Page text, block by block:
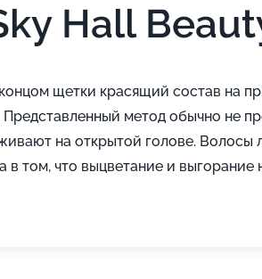
Hall
щетки красящий состав на
метод обычно не
на открытой голове. Волосы
том, что выцветание и выгорание